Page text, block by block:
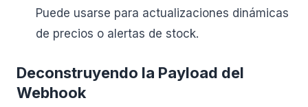
Puede usarse para actualizaciones dinámicas
de precios o alertas de stock.
Deconstruyendo la Payload del
Webhook